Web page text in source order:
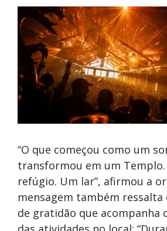
“O que começou como um
transformou em um
refúgio. Um lar”, afirmou a
mensagem também
de gratidão que acompanha